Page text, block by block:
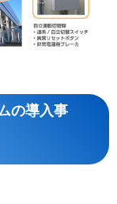
の導入事